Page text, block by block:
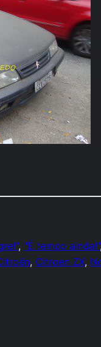
, "É tempo ainda!",
, Citroen ZX,